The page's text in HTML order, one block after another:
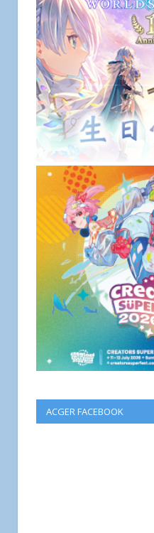
ACGER FACEBOOK